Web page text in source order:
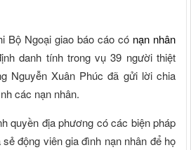
Bộ Ngoại giao báo cáo có nạn nhân
danh tính trong vụ 39 người thiệt
Nguyễn Xuân Phúc đã gửi lời chia
các nạn nhân.
quyền địa phương có các biện pháp
động viên gia đình nạn nhân để họ